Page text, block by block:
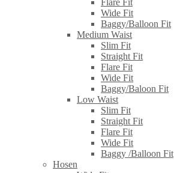
Flare Fit
Wide Fit
Baggy/Balloon Fit
Medium Waist
Slim Fit
Straight Fit
Flare Fit
Wide Fit
Baggy/Baloon Fit
Low Waist
Slim Fit
Straight Fit
Flare Fit
Wide Fit
Baggy /Balloon Fit
Hosen